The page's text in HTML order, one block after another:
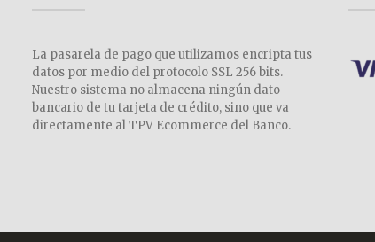
La pasarela de pago que utilizamos encripta tus
datos por medio del protocolo SSL 256 bits.
Nuestro sistema no almacena ningún dato
bancario de tu tarjeta de crédito, sino que va
directamente al TPV Ecommerce del Banco.